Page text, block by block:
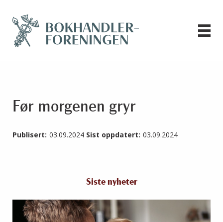
Før morgenen gryr
Publisert: 03.09.2024 Sist oppdatert: 03.09.2024
Siste nyheter